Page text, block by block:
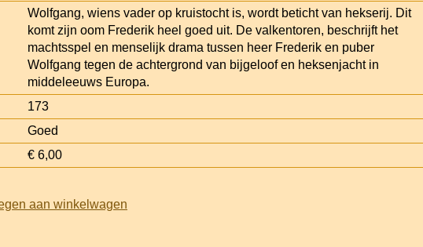
Wolfgang, wiens vader op kruistocht is, wordt beticht van hekserij. Dit
komt zijn oom Frederik heel goed uit. De valkentoren, beschrijft het
machtsspel en menselijk drama tussen heer Frederik en puber
Wolfgang tegen de achtergrond van bijgeloof en heksenjacht in
middeleeuws Europa.
173
Goed
€ 6,00
aan winkelwagen